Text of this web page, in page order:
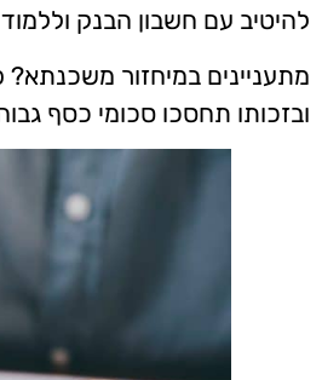
להיטיב עם חשבון הבנק
מתעניינים במיחזור
ובזכותו תחסכו סכומי כסף